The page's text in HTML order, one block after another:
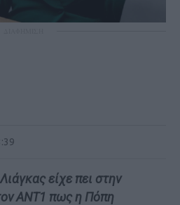
είχε πει στην
ΑΝΤ1 πως η Πόπη